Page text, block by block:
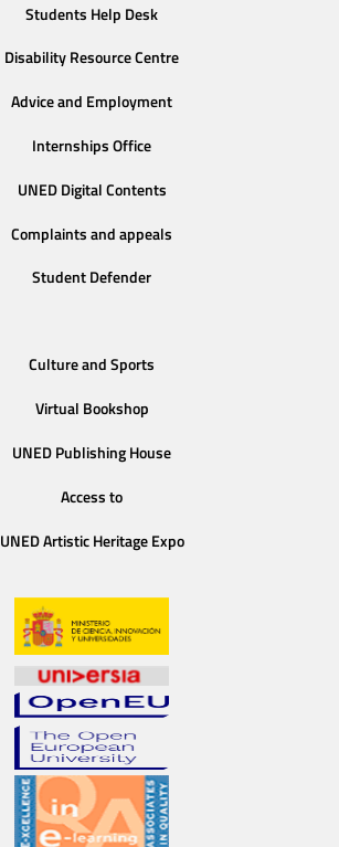
Students Help Desk
Disability Resource Centre
Advice and Employment
Internships Office
UNED Digital Contents
Complaints and appeals
Student Defender
Culture and Sports
Virtual Bookshop
UNED Publishing House
Access to
UNED Artistic Heritage Expo